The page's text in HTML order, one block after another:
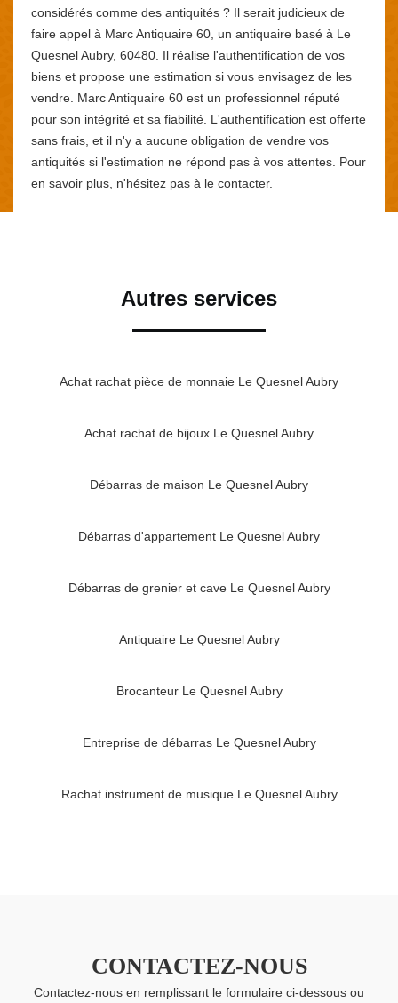
considérés comme des antiquités ? Il serait judicieux de
faire appel à Marc Antiquaire 60, un antiquaire basé à Le
Quesnel Aubry, 60480. Il réalise l'authentification de vos
biens et propose une estimation si vous envisagez de les
vendre. Marc Antiquaire 60 est un professionnel réputé
pour son intégrité et sa fiabilité. L'authentification est offerte
sans frais, et il n'y a aucune obligation de vendre vos
antiquités si l'estimation ne répond pas à vos attentes. Pour
en savoir plus, n'hésitez pas à le contacter.
Autres services
Achat rachat pièce de monnaie Le Quesnel Aubry
Achat rachat de bijoux Le Quesnel Aubry
Débarras de maison Le Quesnel Aubry
Débarras d'appartement Le Quesnel Aubry
Débarras de grenier et cave Le Quesnel Aubry
Antiquaire Le Quesnel Aubry
Brocanteur Le Quesnel Aubry
Entreprise de débarras Le Quesnel Aubry
Rachat instrument de musique Le Quesnel Aubry
CONTACTEZ-NOUS
Contactez-nous en remplissant le formulaire ci-dessous ou